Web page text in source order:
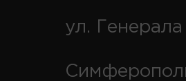
ул.